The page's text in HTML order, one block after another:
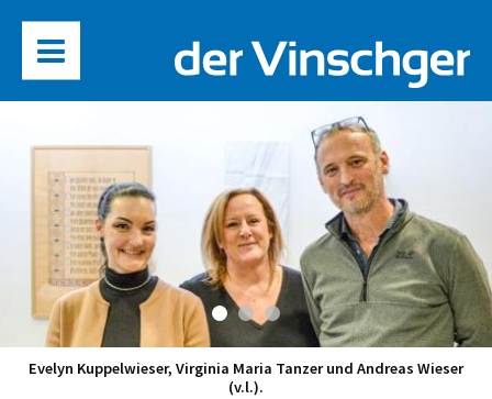
Evelyn Kuppelwieser, Virginia Maria Tanzer und Andreas Wieser
(v.l.).